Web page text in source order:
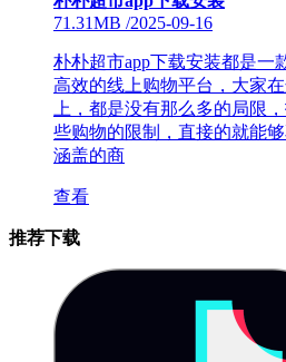
71.31MB /2025-09-16
朴朴超市app下载安装都是一
高效的线上购物平台，大家
上，都是没有那么多的局限
些购物的限制，直接的就能
涵盖的商
查看
推荐下载